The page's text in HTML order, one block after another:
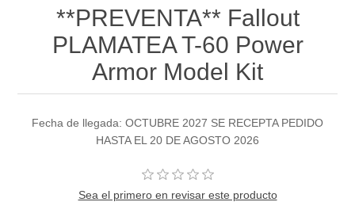
**PREVENTA** Fallout
PLAMATEA T-60 Power
Armor Model Kit
Fecha de llegada: OCTUBRE 2027 SE RECEPTA PEDIDO
HASTA EL 20 DE AGOSTO 2026
Sea el primero en revisar este producto